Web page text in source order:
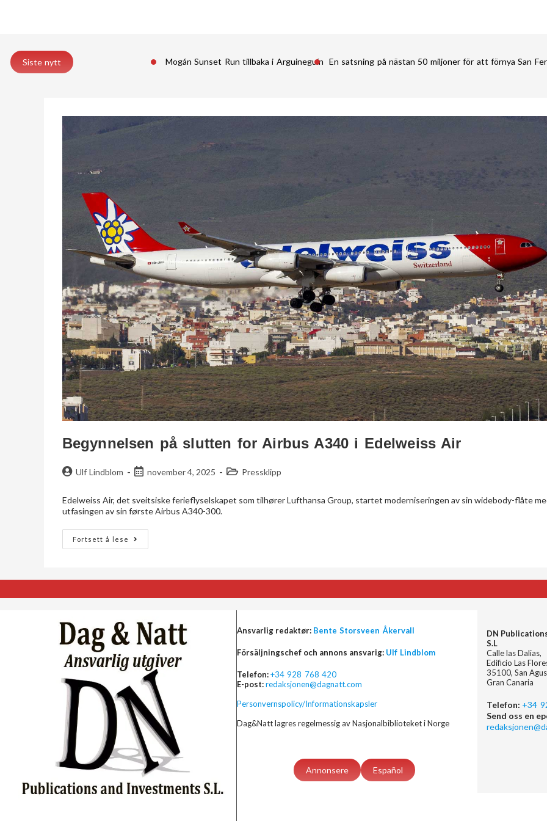
Siste nytt Mogán Sunset Run tillbaka i Arguineguín En satsning på nästan 50 miljoner för att förnya San
Begynnelsen på slutten for Airbus A340 i Edelweiss Air
Ulf Lindblom november 4, 2025 Pressklipp
Edelweiss Air, det sveitsiske ferieflyselskapet som tilhører Lufthansa Group, startet moderniseringen av sin widebody-flåte
utfasingen av sin første Airbus A340-300.
Fortsett å lese
Ansvarlig redaktør: Bente Storsveen Åkervall
Försäljningschef och annons ansvarig: Ulf Lindblom
Telefon:+34 928 768 420
E-post:redaksjonen@dagnatt.com
Personvernspolicy/Informationskapsler
Dag&Natt lagres regelmessig av Nasjonalbiblioteket i Norge
Annonsere Español
DN
S.L
Calle las Dalias,
Edificio Las
35100, San
Gran Canaria
Telefon: +34
Send oss en